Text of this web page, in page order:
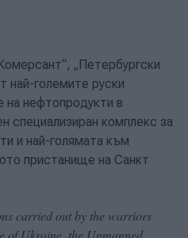
„Петербургски
най-големите руски
на нефтопродукти в
специализиран комплекс за
и най-голямата към
пристанище на Санкт
carried out by the warriors
of Ukraine, the Unmanned